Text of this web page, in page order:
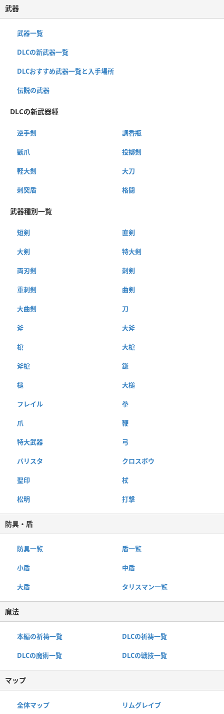
武器
武器一覧
DLCの新武器一覧
DLCおすすめ武器一覧と入手場所
伝説の武器
DLCの新武器種
逆手剣 調香瓶
獣爪 投擲剣
軽大剣 大刀
刺突盾 格闘
武器種別一覧
短剣 直剣
大剣 特大剣
両刃剣 刺剣
重刺剣 曲剣
大曲剣 刀
斧 大斧
槍 大槍
斧槍 鎌
槌 大槌
フレイル 拳
爪 鞭
特大武器 弓
バリスタ クロスボウ
聖印 杖
松明 打撃
防具・盾
防具一覧 盾一覧
小盾 中盾
大盾 タリスマン一覧
魔法
本編の祈祷一覧 DLCの祈祷一覧
DLCの魔術一覧 DLCの戦技一覧
マップ
全体マップ リムグレイブ